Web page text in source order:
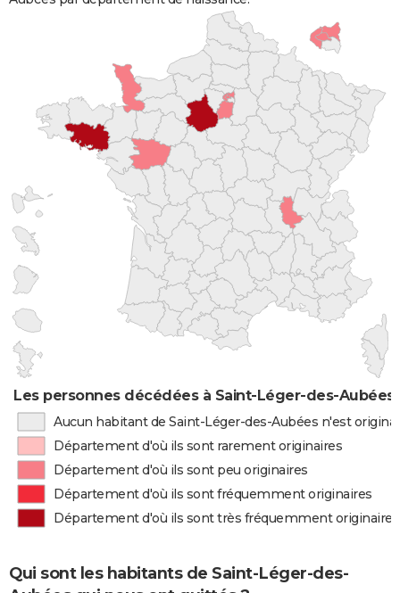
Les personnes décédées à Saint-Léger-des-Aubées
Aucun habitant de Saint-Léger-des-Aubées n'est
Département d'où ils sont rarement originaires
Département d'où ils sont peu originaires
Département d'où ils sont fréquemment originaires
Département d'où ils sont très fréquemment originaires
Qui sont les habitants de Saint-Léger-des-